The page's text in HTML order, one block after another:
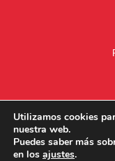
Utilizamos cookies
nuestra web.
Puedes saber más
en los ajustes.